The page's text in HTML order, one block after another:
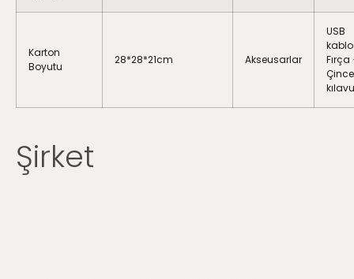
Karton
Boyutu
28*28*21cm Akseusarlar
USB
Fırça
Çince
Şirket